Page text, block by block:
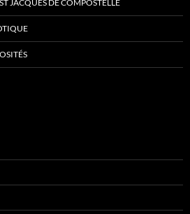
JACQUES DE COMPOSTELLE